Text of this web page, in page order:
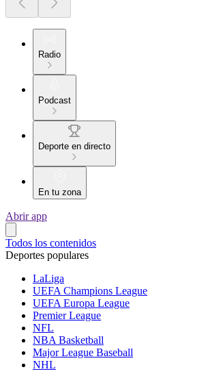
Radio
Podcast
Deporte en directo
En tu zona
Abrir app
Todos los contenidos
Deportes populares
LaLiga
UEFA Champions League
UEFA Europa League
Premier League
NFL
NBA Basketball
Major League Baseball
NHL